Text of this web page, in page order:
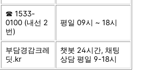
☎ 1533-
0100 (내선 2
번)
평일 09시 ~ 18시
부담경감크레
딧.kr
챗봇 24시간, 채팅
상담 평일 9-18시